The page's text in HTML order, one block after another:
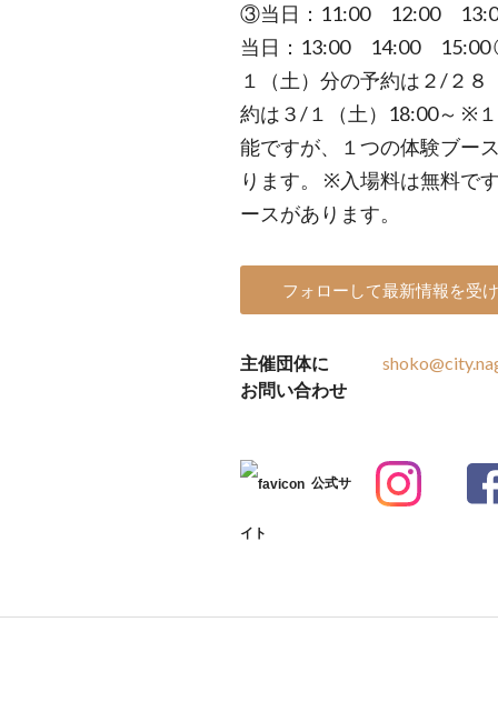
③当日：11:00 12:00
当日：13:00 14:00
１（土）分の予約は２/２
約は３/１（土）18:00～ ※
能ですが、１つの体験ブー
ります。 ※入場料は無料で
ースがあります。
フォローして最新情報を受
主催団体に
お問い合わせ
公式サ
イト